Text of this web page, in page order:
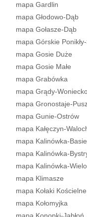
mapa Gardlin
mapa Głodowo-Dąb
mapa Gołasze-Dąb
mapa Górskie
mapa Gosie Duże
mapa Gosie Małe
mapa Grabówka
mapa Grądy-
mapa Gronostaje-
mapa Gunie-Ostrów
mapa Kałęczyn-
mapa Kalinówka-Basie
mapa Kalinówka-
mapa Kalinówka-
mapa Klimasze
mapa Kołaki Kościelne
mapa Kołomyjka